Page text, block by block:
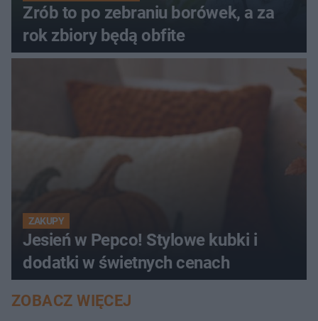
Zrób to po zebraniu borówek, a za
rok zbiory będą obfite
ZAKUPY
Jesień w Pepco! Stylowe kubki i
dodatki w świetnych cenach
ZOBACZ WIĘCEJ